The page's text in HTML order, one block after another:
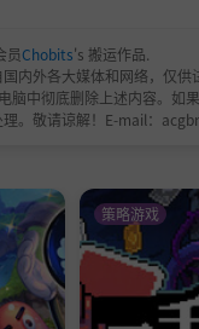
员Chobits's 搬运作品.
内外各大媒体和网络，仅
脑中彻底删除上述内容。如
。敬请谅解！E-mail：
策略游戏